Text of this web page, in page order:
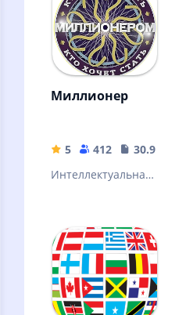
Миллионер
5 412
30.99 MB
Интеллектуальная
телешоу